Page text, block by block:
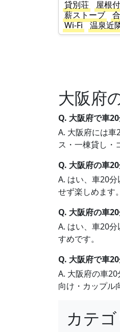
貸別荘
屋根
薪ストーブ
Wi-Fi
温泉近
大阪府
Q. 大阪府で車
A. 大阪府には
ス・一棟貸し・
Q. 大阪府の車
A. はい、車20
せず楽しめます。
Q. 大阪府の車
A. はい、車20
すめです。
Q. 大阪府で車
A. 大阪府の車
向け・カップル
カテ